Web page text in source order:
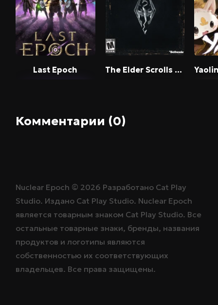
Last Epoch The Elder Scrolls V: Skyrim - Legendary Edition
Комментарии (0)
Nuclear Epoch © 2026 Разработано Cat Play
Studio. Издано Cat Play Studio. Nuclear Epoch
является товарным знаком Cat Play Studio. Все
остальные товарные знаки, бренды, названия
продуктов и логотипы являются
собственностью их соответствующих
владельцев. Все права защищены.